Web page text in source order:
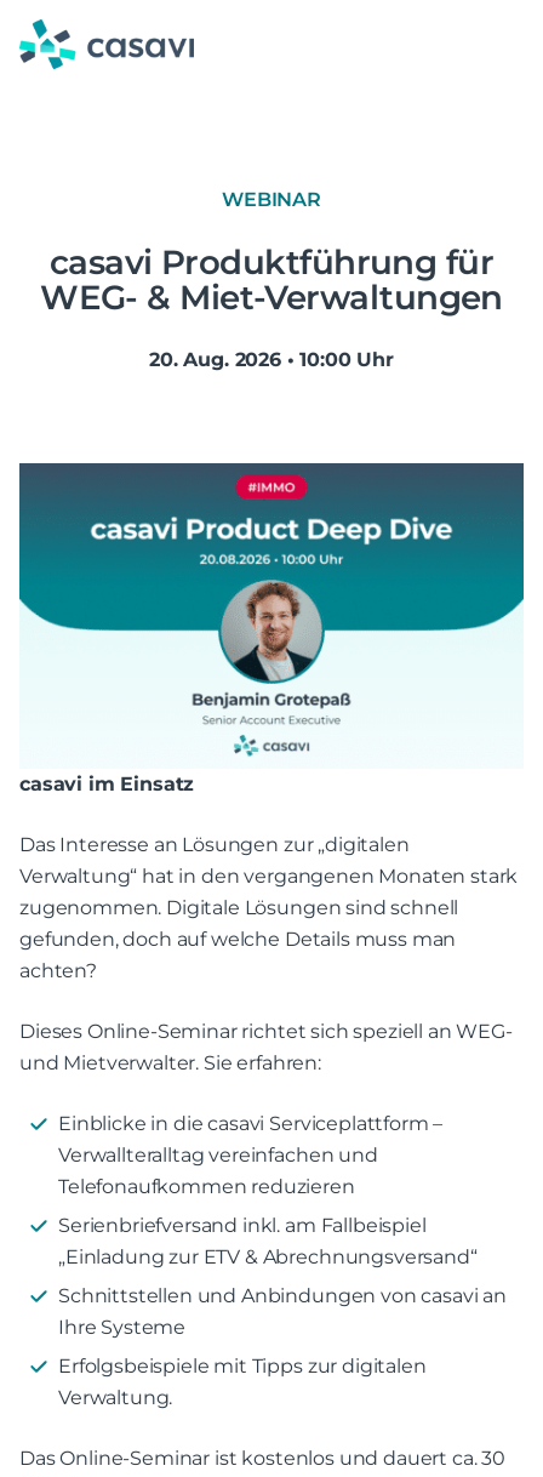
Zum
Inhalt
springen
WEBINAR
casavi Produktführung für
WEG- & Miet-Verwaltungen
20. Aug. 2026 • 10:00 Uhr
casavi im Einsatz
Das Interesse an Lösungen zur „digitalen
Verwaltung“ hat in den vergangenen Monaten stark
zugenommen. Digitale Lösungen sind schnell
gefunden, doch auf welche Details muss man
achten?
Dieses Online-Seminar richtet sich speziell an WEG-
und Mietverwalter. Sie erfahren:
Einblicke in die casavi Serviceplattform –
Verwallteralltag vereinfachen und
Telefonaufkommen reduzieren
Serienbriefversand inkl. am Fallbeispiel
„Einladung zur ETV & Abrechnungsversand“
Schnittstellen und Anbindungen von casavi an
Ihre Systeme
Erfolgsbeispiele mit Tipps zur digitalen
Verwaltung.
Das Online-Seminar ist kostenlos und dauert ca. 30